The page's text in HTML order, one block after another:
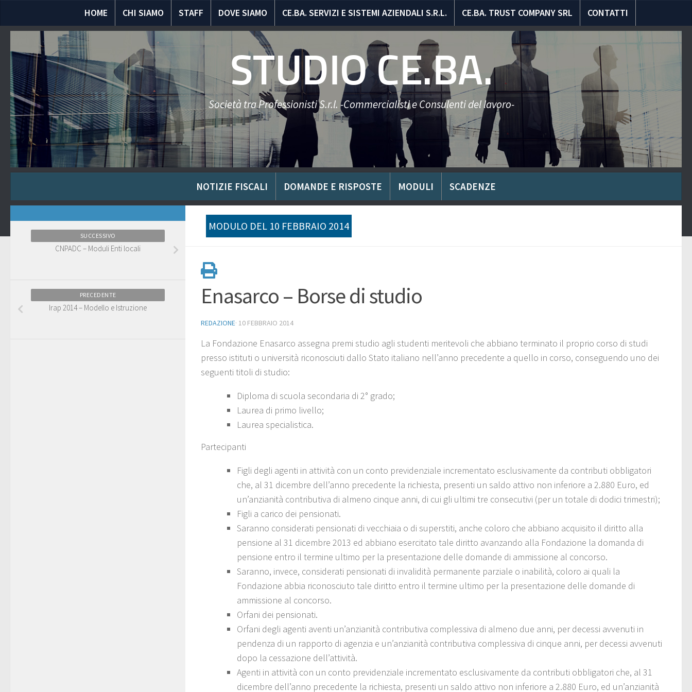
HOME CHI SIAMO STAFF DOVE SIAMO CE.BA. SERVIZI E SISTEMI AZIENDALI S.R.L. CE.BA. TRUST COMPANY SRL CONTATTI
STUDIO CE.BA.
Società tra Professionisti S.r.l. -Commercialisti e Consulenti del lavoro-
NOTIZIE FISCALI DOMANDE E RISPOSTE MODULI SCADENZE
MODULO DEL 10 FEBBRAIO 2014
Enasarco – Borse di studio
REDAZIONE· 10 FEBBRAIO 2014
La Fondazione Enasarco assegna premi studio agli studenti meritevoli che abbiano terminato il proprio corso di studi
presso istituti o università riconosciuti dallo Stato italiano nell’anno precedente a quello in corso, conseguendo uno dei
seguenti titoli di studio:
Diploma di scuola secondaria di 2° grado;
Laurea di primo livello;
Laurea specialistica.
Partecipanti
Figli degli agenti in attività con un conto previdenziale incrementato esclusivamente da contributi obbligatori
che, al 31 dicembre dell’anno precedente la richiesta, presenti un saldo attivo non inferiore a 2.880 Euro, ed
un’anzianità contributiva di almeno cinque anni, di cui gli ultimi tre consecutivi (per un totale di dodici trimestri);
Figli a carico dei pensionati.
Saranno considerati pensionati di vecchiaia o di superstiti, anche coloro che abbiano acquisito il diritto alla
pensione al 31 dicembre 2013 ed abbiano esercitato tale diritto avanzando alla Fondazione la domanda di
pensione entro il termine ultimo per la presentazione delle domande di ammissione al concorso.
Saranno, invece, considerati pensionati di invalidità permanente parziale o inabilità, coloro ai quali la
Fondazione abbia riconosciuto tale diritto entro il termine ultimo per la presentazione delle domande di
ammissione al concorso.
Orfani dei pensionati.
Orfani degli agenti aventi un’anzianità contributiva complessiva di almeno due anni, per decessi avvenuti in
pendenza di un rapporto di agenzia e un’anzianità contributiva complessiva di cinque anni, per decessi avvenuti
dopo la cessazione dell’attività.
Agenti in attività con un conto previdenziale incrementato esclusivamente da contributi obbligatori che, al 31
dicembre dell’anno precedente la richiesta, presenti un saldo attivo non inferiore a 2.880 Euro, ed un’anzianità
SUCCESSIVO
CNPADC – Moduli Enti locali
PRECEDENTE
Irap 2014 – Modello e Istruzione